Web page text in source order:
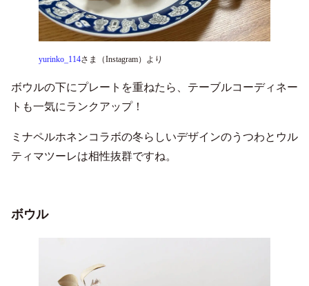
yurinko_114さま（Instagram）より
ボウルの下にプレートを重ねたら、テーブルコーディネー
トも一気にランクアップ！
ミナペルホネンコラボの冬らしいデザインのうつわとウル
ティマツーレは相性抜群ですね。
ボウル